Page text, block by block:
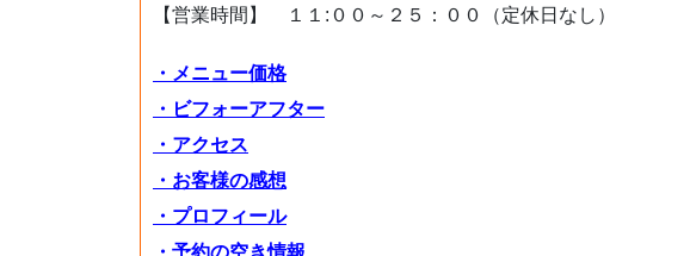
【営業時間】 １１:００～２５：００（定休日なし）
・メニュー価格
・ビフォーアフター
・アクセス
・お客様の感想
・プロフィール
・予約の空き情報